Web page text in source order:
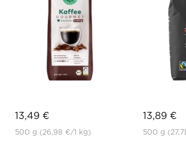
13,49 €
500 g (26,98 €/1 kg)
13,89 €
500 g